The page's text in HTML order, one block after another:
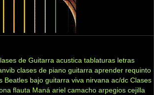
de Guitarra acustica tablaturas letras
clases de piano guitarra aprender requinto
Beatles bajo guitarra viva nirvana ac/dc Clases
flauta Maná ariel camacho arpegios cejilla